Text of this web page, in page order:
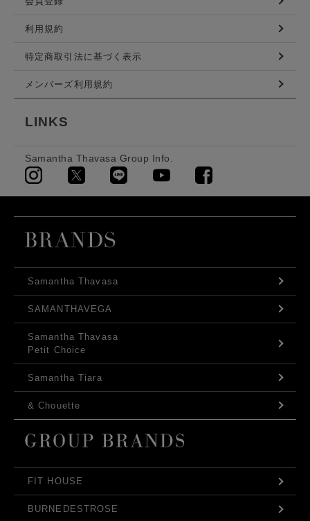
利用規約
特定商取引法に基づく表示
メンバーズ利用規約
LINKS
Samantha Thavasa Group Info.
Samantha Thavasa
SAMANTHAVEGA
Samantha Thavasa
Petit Choice
Samantha Tiara
& Chouette
FIT HOUSE
BURNEDESTROSE